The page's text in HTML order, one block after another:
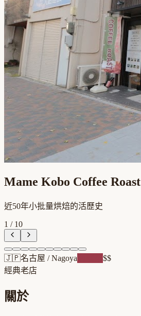
Mame Kobo Coffee Roast
近50年小批量烘焙的活歷史
1 / 10
🇯🇵名古屋 /Nagoya
$$
經典老店
關於